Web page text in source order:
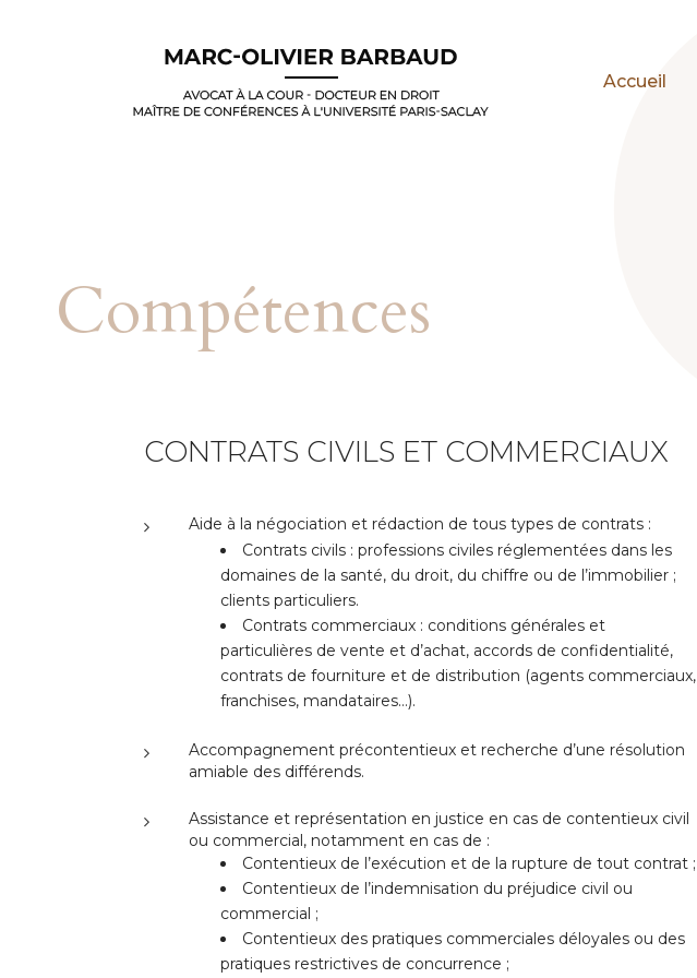
Accueil
Compétences
CONTRATS CIVILS ET COMMERCIAUX
Aide à la négociation et rédaction de tous types de contrats :
Contrats civils : professions civiles réglementées dans les
domaines de la santé, du droit, du chiffre ou de l’immobilier ;
clients particuliers.
Contrats commerciaux : conditions générales et
particulières de vente et d’achat, accords de confidentialité,
contrats de fourniture et de distribution (agents commerciaux,
franchises, mandataires…).
Accompagnement précontentieux et recherche d’une résolution
amiable des différends.
Assistance et représentation en justice en cas de contentieux civil
ou commercial, notamment en cas de :
Contentieux de l’exécution et de la rupture de tout contrat ;
Contentieux de l’indemnisation du préjudice civil ou
commercial ;
Contentieux des pratiques commerciales déloyales ou des
pratiques restrictives de concurrence ;